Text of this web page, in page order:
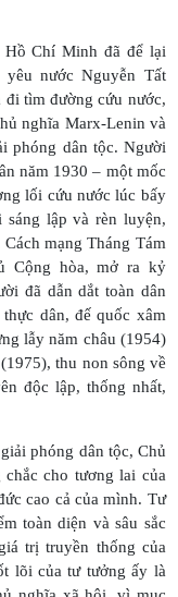
Hồ Chí Minh đã để lại
nước Nguyễn Tất
đi tìm đường cứu nước,
nghĩa Marx-Lenin và
phóng dân tộc. Người
năm 1930 – một mốc
lối cứu nước lúc bấy
lập và rèn luyện,
mạng Tháng Tám
Cộng hòa, mở ra kỷ
đã dẫn dắt toàn dân
dân, đế quốc xâm
lẫy năm châu (1954)
thu non sông về
độc lập, thống nhất,
phóng dân tộc, Chủ
cho tương lai của
cao cả của mình. Tư
toàn diện và sâu sắc
trị truyền thống của
lõi của tư tưởng ấy là